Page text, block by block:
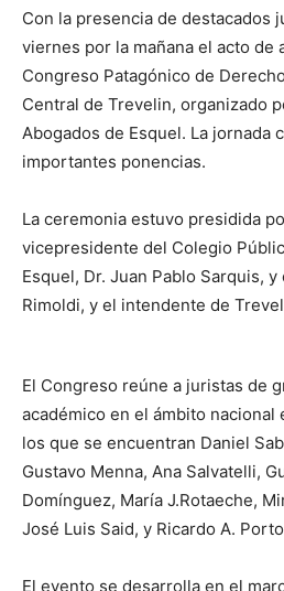
Con la presencia de destacados
viernes por la mañana el acto de
Congreso Patagónico de
Central de Trevelin, organizado
Abogados de Esquel. La jornada
importantes ponencias.
La ceremonia estuvo presidida
vicepresidente del Colegio
Esquel, Dr. Juan Pablo Sarquis, y
Rimoldi, y el intendente de
El Congreso reúne a juristas de
académico en el ámbito nacional
los que se encuentran Daniel
Gustavo Menna, Ana Salvatelli,
Domínguez, María J.Rotaeche,
José Luis Said, y Ricardo A.
El evento se desarrolla en el